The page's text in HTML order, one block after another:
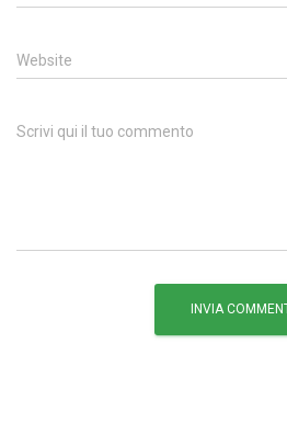
Website
Scrivi qui il tuo commento